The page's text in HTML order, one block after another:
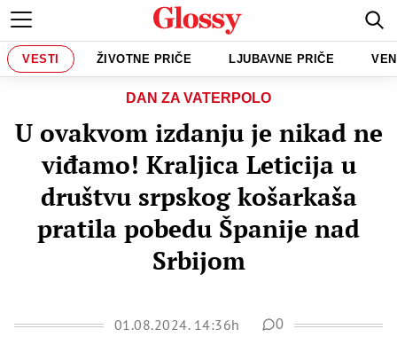
VESTI ŽIVOTNE PRIČE LJUBAVNE PRIČE
DAN ZA VATERPOLO
U ovakvom izdanju je nikad ne
viđamo! Kraljica Leticija u
društvu srpskog košarkaša
pratila pobedu Španije nad
Srbijom
01.08.2024. 14:36h 0